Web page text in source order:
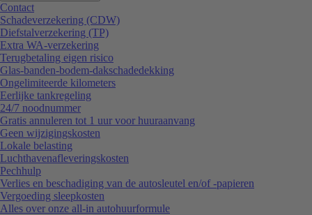
Contact
Schadeverzekering (CDW)
Diefstalverzekering (TP)
Extra WA-verzekering
Terugbetaling eigen risico
Glas-banden-bodem-dakschadedekking
Ongelimiteerde kilometers
Eerlijke tankregeling
24/7 noodnummer
Gratis annuleren tot 1 uur voor huuraanvang
Geen wijzigingskosten
Lokale belasting
Luchthavenafleveringskosten
Pechhulp
Verlies en beschadiging van de autosleutel en/of -papieren
Vergoeding sleepkosten
Alles over onze all-in autohuurformule